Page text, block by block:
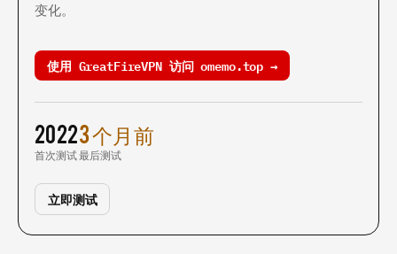
变化。
使用 GreatFireVPN 访问 omemo.top →
2022
首次测试
3 个月前
最后测试
立即测试